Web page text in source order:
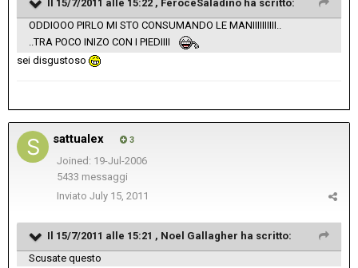
Il 15/7/2011 alle 15:22 , FeroceSaladino ha scritto:
ODDIOOO PIRLO MI STO CONSUMANDO LE MANIIIIIIIIII..
..TRA POCO INIZO CON I PIEDIIII
sei disgustoso
sattualex 3
Joined: 19-Jul-2006
5433 messaggi
Inviato July 15, 2011
Il 15/7/2011 alle 15:21 , Noel Gallagher ha scritto:
Scusate questo